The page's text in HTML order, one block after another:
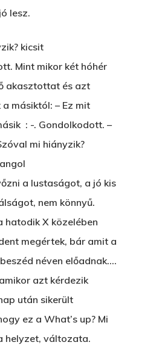
lesz.
kicsit
Mint mikor két hóhér
akasztottat és azt
másiktól: – Ez mit
: -. Gondolkodott. –
mi hiányzik?
a lustaságot, a jó kis
nem könnyű.
hatodik X közelében
megértek, bár amit a
néven előadnak….
azt kérdezik
után sikerült
ez a What’s up? Mi
helyzet, változata.
A Vér Nem Válik Vízzé
Egy Nyár
Ajándék – Karácsonyi
Történetek
Eltojtuk Nyuszi
A PESTIA
Az Elveszett Fejezet
Nem Szégyen Az
KI-BEJÁRAT
És Akkor A Balta
A Pitli
Ment A Hűtlen
Feliratkozás
Kapcsolat
Bakker Gyuri
Wow Look At This!
This is an optional,
customizable off canvas
About Salient
The Castle